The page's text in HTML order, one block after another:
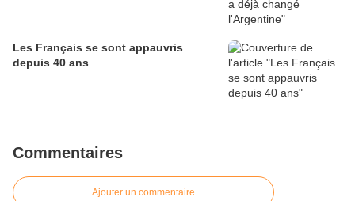
Les Français se sont appauvris
depuis 40 ans
Commentaires
Ajouter un commentaire